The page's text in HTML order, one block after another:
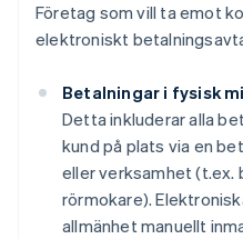
Företag som vill ta emot
elektroniskt
Betalningar i fysisk
Detta inkluderar alla
kund på plats via en
eller verksamhet (t.ex.
rörmokare).
allmänhet manuellt